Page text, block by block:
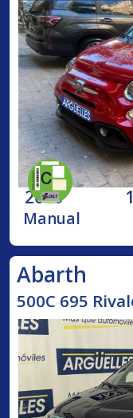
2023
Manual
Abarth
500C 695